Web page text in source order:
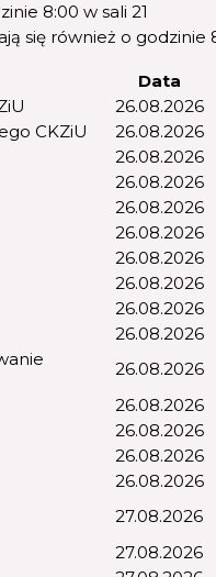
8:00 w sali 21
się również o godzinie
Data
26.08.2026
CKZiU
26.08.2026
26.08.2026
26.08.2026
26.08.2026
26.08.2026
26.08.2026
26.08.2026
26.08.2026
26.08.2026
26.08.2026
26.08.2026
26.08.2026
26.08.2026
26.08.2026
27.08.2026
27.08.2026